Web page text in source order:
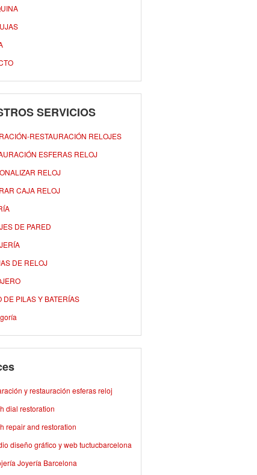
SERVICIOS
RESTAURACIÓN RELOJES
ESFERAS RELOJ
RELOJ
CAJA RELOJ
DE PARED
DE RELOJ
DE PILAS Y BATERÍAS
y restauración esferas reloj
dial restoration
repair and restoration
diseño gráfico y web tuctucbarcelona
Joyería Barcelona